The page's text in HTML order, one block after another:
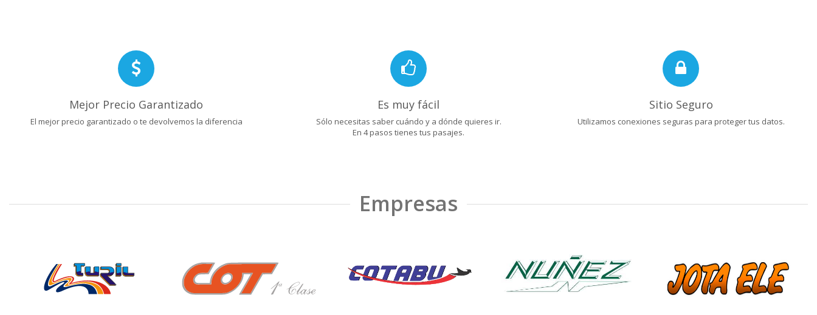
Mejor Precio Garantizado
El mejor precio garantizado o te devolvemos la diferencia
Es muy fácil
Sólo necesitas saber cuándo y a dónde quieres ir.
En 4 pasos tienes tus pasajes.
Sitio Seguro
Utilizamos conexiones seguras para proteger tus datos.
Empresas